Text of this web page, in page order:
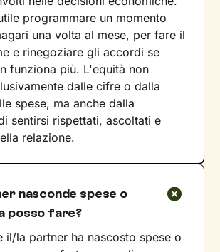
programmare un momento
una volta al mese, per fare il
e rinegoziare gli accordi se
funziona più. L'equità non
dalle cifre o dalla
spese, ma anche dalla
sentirsi rispettati, ascoltati e
relazione.
nasconde spese o
posso fare?
il/la partner ha nascosto spese o